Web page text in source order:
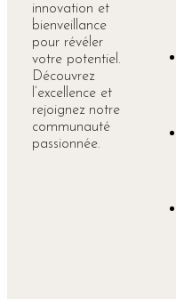
innovation et
bienveillance
pour révéler
votre potentiel.
Découvrez
l’excellence et
rejoignez notre
communauté
passionnée.